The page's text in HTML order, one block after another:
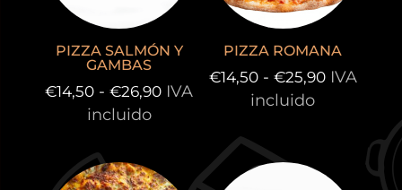
PIZZA SALMÓN Y
GAMBAS
€14,50 - €26,90Rango
desde
€14,50
IVA
incluido
PIZZA ROMANA
€14,50 - €25,90Rango
desde
€14,50
IVA
incluido